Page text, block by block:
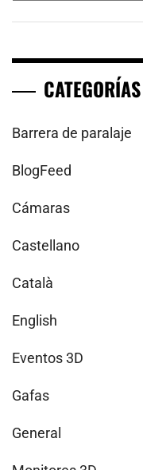
CATEGORÍAS
Barrera de paralaje
BlogFeed
Cámaras
Castellano
Català
English
Eventos 3D
Gafas
General